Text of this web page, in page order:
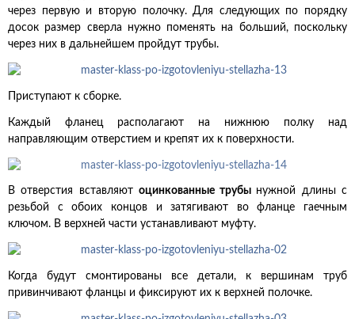
через первую и вторую полочку. Для следующих по порядку
досок размер сверла нужно поменять на больший, поскольку
через них в дальнейшем пройдут трубы.
Приступают к сборке.
Каждый фланец располагают на нижнюю полку над
направляющим отверстием и крепят их к поверхности.
В отверстия вставляют оцинкованные трубы нужной длины с
резьбой с обоих концов и затягивают во фланце гаечным
ключом. В верхней части устанавливают муфту.
Когда будут смонтированы все детали, к вершинам труб
привинчивают фланцы и фиксируют их к верхней полочке.